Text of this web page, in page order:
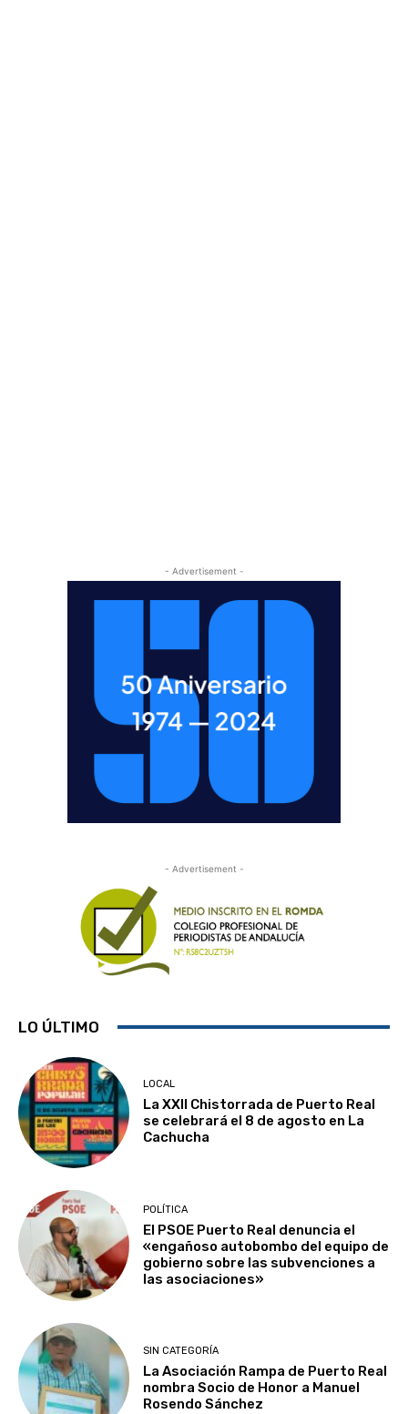
- Advertisement -
- Advertisement -
LO ÚLTIMO
LOCAL
La XXII Chistorrada de Puerto Real
se celebrará el 8 de agosto en La
Cachucha
POLÍTICA
El PSOE Puerto Real denuncia el
«engañoso autobombo del equipo de
gobierno sobre las subvenciones a
las asociaciones»
SIN CATEGORÍA
La Asociación Rampa de Puerto Real
nombra Socio de Honor a Manuel
Rosendo Sánchez